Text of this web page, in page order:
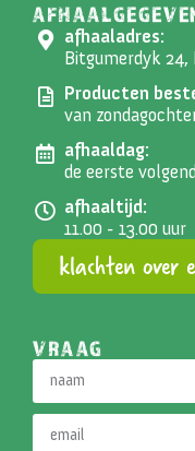
afhaaladres:
Bitgumerdyk 24,
Producten
van
afhaaldag:
de eerste
afhaaltijd:
11.00 - 13.00 uur
klachten over
VRAAG